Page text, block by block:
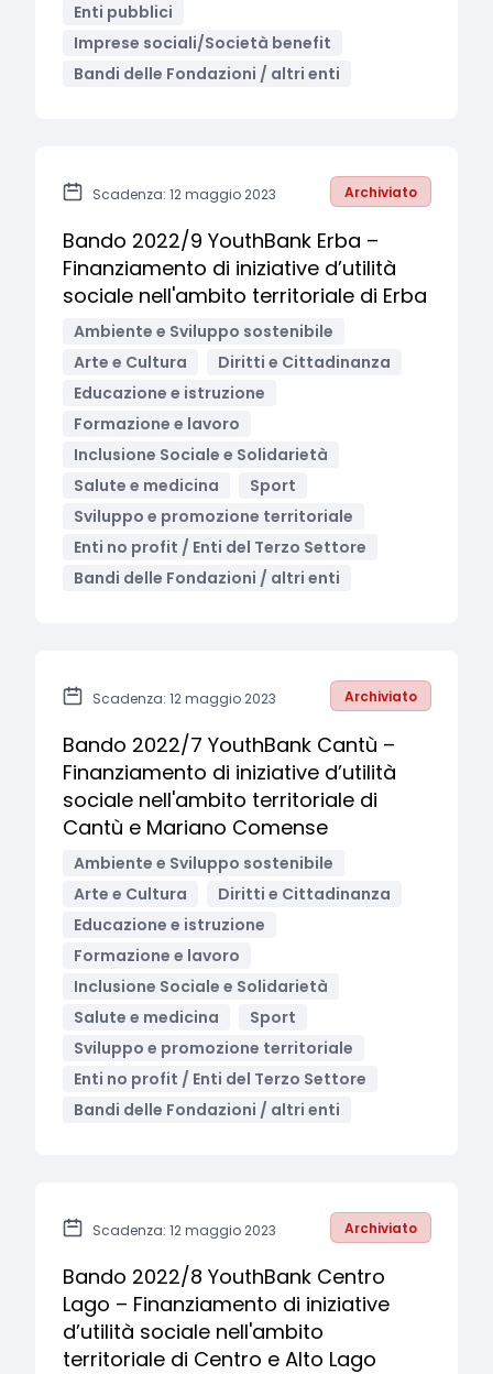
Enti pubblici
Imprese sociali/Società benefit
Bandi delle Fondazioni / altri enti
Scadenza: 12 maggio 2023 Archiviato
Bando 2022/9 YouthBank Erba –
Finanziamento di iniziative d’utilità
sociale nell'ambito territoriale di Erba
Ambiente e Sviluppo sostenibile
Arte e Cultura
Diritti e Cittadinanza
Educazione e istruzione
Formazione e lavoro
Inclusione Sociale e Solidarietà
Salute e medicina
Sport
Sviluppo e promozione territoriale
Enti no profit / Enti del Terzo Settore
Bandi delle Fondazioni / altri enti
Scadenza: 12 maggio 2023 Archiviato
Bando 2022/7 YouthBank Cantù –
Finanziamento di iniziative d’utilità
sociale nell'ambito territoriale di
Cantù e Mariano Comense
Ambiente e Sviluppo sostenibile
Arte e Cultura
Diritti e Cittadinanza
Educazione e istruzione
Formazione e lavoro
Inclusione Sociale e Solidarietà
Salute e medicina
Sport
Sviluppo e promozione territoriale
Enti no profit / Enti del Terzo Settore
Bandi delle Fondazioni / altri enti
Scadenza: 12 maggio 2023 Archiviato
Bando 2022/8 YouthBank Centro
Lago – Finanziamento di iniziative
d’utilità sociale nell'ambito
territoriale di Centro e Alto Lago